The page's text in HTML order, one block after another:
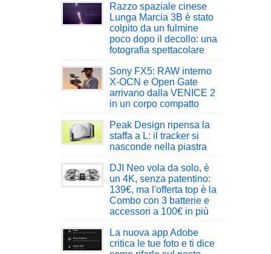
Razzo spaziale cinese
Lunga Marcia 3B è stato
colpito da un fulmine
poco dopo il decollo: una
fotografia spettacolare
Sony FX5: RAW interno
X-OCN e Open Gate
arrivano dalla VENICE 2
in un corpo compatto
Peak Design ripensa la
staffa a L: il tracker si
nasconde nella piastra
DJI Neo vola da solo, è
un 4K, senza patentino:
139€, ma l'offerta top è la
Combo con 3 batterie e
accessori a 100€ in più
La nuova app Adobe
critica le tue foto e ti dice